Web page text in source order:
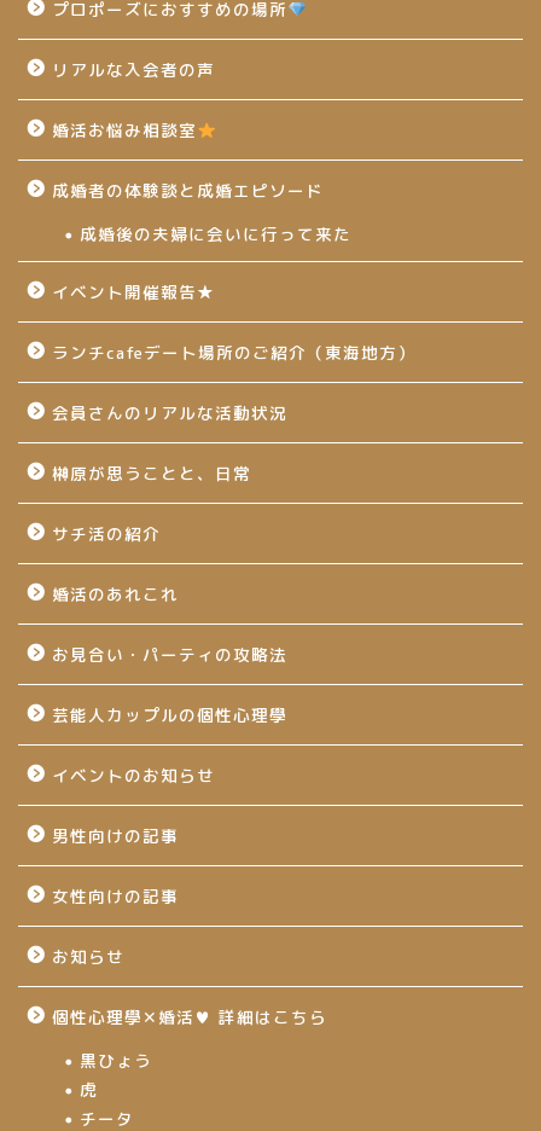
プロポーズにおすすめの場所
リアルな入会者の声
婚活お悩み相談室
成婚者の体験談と成婚エピソード
成婚後の夫婦に会いに行って来た
イベント開催報告★
ランチcafeデート場所のご紹介（東海地方）
会員さんのリアルな活動状況
榊原が思うことと、日常
サチ活の紹介
婚活のあれこれ
お見合い・パーティの攻略法
芸能人カップルの個性心理學
イベントのお知らせ
男性向けの記事
女性向けの記事
お知らせ
個性心理學✕婚活♥ 詳細はこちら
黒ひょう
虎
チータ